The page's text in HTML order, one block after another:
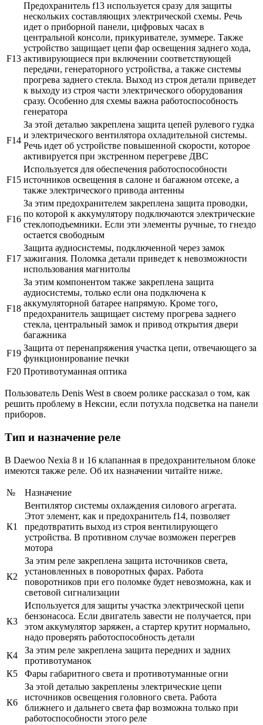
F13
Предохранитель f13 используется сразу для защиты
нескольких составляющих электрической схемы. Речь
идет о приборной панели, цифровых часах в
центральной консоли, прикуривателе, зуммере. Также
устройство защищает цепи фар освещения заднего хода,
активирующиеся при включении соответствующей
передачи, генераторного устройства, а также системы
прогрева заднего стекла. Выход из строя детали приведет
к выходу из строя части электрического оборудования
сразу. Особенно для схемы важна работоспособность
генератора
F14
За этой деталью закреплена защита цепей рулевого гудка
и электрического вентилятора охладительной системы.
Речь идет об устройстве повышенной скорости, которое
активируется при экстренном перегреве ДВС
F15
Используется для обеспечения работоспособности
источников освещения в салоне и багажном отсеке, а
также электрического привода антенны
F16
За этим предохранителем закреплена защита проводки,
по которой к аккумулятору подключаются электрические
стеклоподъемники. Если эти элементы ручные, то гнездо
остается свободным
F17
Защита аудиосистемы, подключенной через замок
зажигания. Поломка детали приведет к невозможности
использования магнитолы
F18
За этим компонентом также закреплена защита
аудиосистемы, только если она подключена к
аккумуляторной батарее напрямую. Кроме того,
предохранитель защищает систему прогрева заднего
стекла, центральный замок и привод открытия двери
багажника
F19
Защита от перенапряжения участка цепи, отвечающего за
функционирование печки
F20 Противотуманная оптика
Пользователь Denis West в своем ролике рассказал о том, как
решить проблему в Нексии, если потухла подсветка на панели
приборов.
Тип и назначение реле
В Daewoo Nexia 8 и 16 клапанная в предохранительном блоке
имеются также реле. Об их назначении читайте ниже.
№ Назначение
К1
Вентилятор системы охлаждения силового агрегата.
Этот элемент, как и предохранитель f14, позволяет
предотвратить выход из строя вентилирующего
устройства. В противном случае возможен перегрев
мотора
К2
За этим реле закреплена защита источников света,
установленных в поворотных фарах. Работа
поворотников при его поломке будет невозможна, как и
световой сигнализации
К3
Используется для защиты участка электрической цепи
бензонасоса. Если двигатель завести не получается, при
этом аккумулятор заряжен, а стартер крутит нормально,
надо проверять работоспособность детали
К4
За этим реле закреплена защита передних и задних
противотуманок
К5
Фары габаритного света и противотуманные огни
К6
За этой деталью закреплены электрические цепи
источников освещения головного света. Работа
ближнего и дальнего света фар возможна только при
работоспособности этого реле